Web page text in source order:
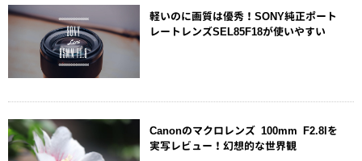
軽いのに画質は優秀！SONY純正ポート
レートレンズSEL85F18が使いやすい
Canonのマクロレンズ 100mm F2.8lを
実写レビュー！幻想的な世界観